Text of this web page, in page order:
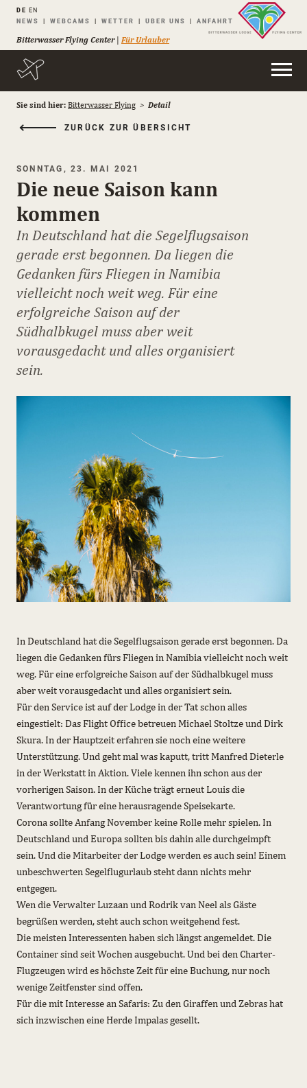
Bitterwasser Flying Center| Für Urlauber
Navigation
NEWS WEBCAMS WETTER ÜBER UNS ANFAHRT
DE EN
Sie sind hier: Bitterwasser Flying Detail
ZURÜCK ZUR ÜBERSICHT
SONNTAG, 23. MAI 2021
Die neue Saison kann
kommen
In Deutschland hat die Segelflugsaison
gerade erst begonnen. Da liegen die
Gedanken fürs Fliegen in Namibia
vielleicht noch weit weg. Für eine
erfolgreiche Saison auf der
Südhalbkugel muss aber weit
vorausgedacht und alles organisiert
sein.
In Deutschland hat die Segelflugsaison gerade erst begonnen. Da
liegen die Gedanken fürs Fliegen in Namibia vielleicht noch weit
weg. Für eine erfolgreiche Saison auf der Südhalbkugel muss
aber weit vorausgedacht und alles organisiert sein.
Für den Service ist auf der Lodge in der Tat schon alles
eingestielt: Das Flight Office betreuen Michael Stoltze und Dirk
Skura. In der Hauptzeit erfahren sie noch eine weitere
Unterstützung. Und geht mal was kaputt, tritt Manfred Dieterle
in der Werkstatt in Aktion. Viele kennen ihn schon aus der
vorherigen Saison. In der Küche trägt erneut Louis die
Verantwortung für eine herausragende Speisekarte.
Corona sollte Anfang November keine Rolle mehr spielen. In
Deutschland und Europa sollten bis dahin alle durchgeimpft
sein. Und die Mitarbeiter der Lodge werden es auch sein! Einem
unbeschwerten Segelflugurlaub steht dann nichts mehr
entgegen.
Wen die Verwalter Luzaan und Rodrik van Neel als Gäste
begrüßen werden, steht auch schon weitgehend fest.
Die meisten Interessenten haben sich längst angemeldet. Die
Container sind seit Wochen ausgebucht. Und bei den Charter-
Flugzeugen wird es höchste Zeit für eine Buchung, nur noch
wenige Zeitfenster sind offen.
Für die mit Interesse an Safaris: Zu den Giraffen und Zebras hat
sich inzwischen eine Herde Impalas gesellt.